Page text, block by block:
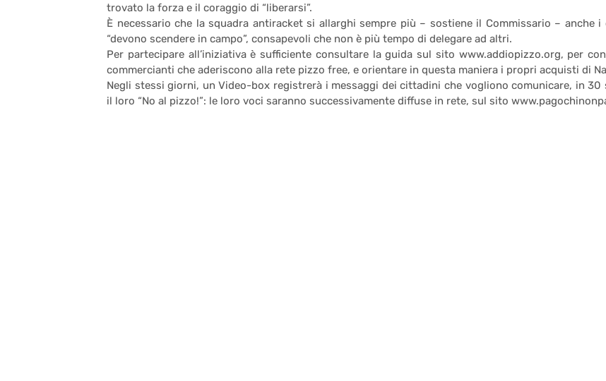
trovato la forza e il coraggio di “liberarsi”.
È necessario che la squadra antiracket si allarghi sempre più – sostiene il Commissario – anche
“devono scendere in campo”, consapevoli che non è più tempo di delegare ad altri.
Per partecipare all’iniziativa è sufficiente consultare la guida sul sito www.addiopizzo.org, per
commercianti che aderiscono alla rete pizzo free, e orientare in questa maniera i propri acquisti di
Negli stessi giorni, un Video-box registrerà i messaggi dei cittadini che vogliono comunicare, in 30
il loro “No al pizzo!”: le loro voci saranno successivamente diffuse in rete, sul sito